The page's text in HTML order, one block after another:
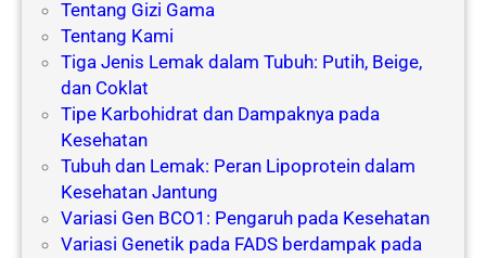
Tentang Gizi Gama
Tentang Kami
Tiga Jenis Lemak dalam Tubuh: Putih, Beige,
dan Coklat
Tipe Karbohidrat dan Dampaknya pada
Kesehatan
Tubuh dan Lemak: Peran Lipoprotein dalam
Kesehatan Jantung
Variasi Gen BCO1: Pengaruh pada Kesehatan
Variasi Genetik pada FADS berdampak pada